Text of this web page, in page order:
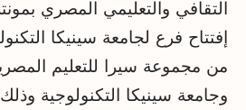
التقافي والتعليمي المصري
إفتتاح فرع لجامعة سينيكا
من مجموعة سيرا للتعليم
وجامعة سينيكا التكنولوجية وذلك